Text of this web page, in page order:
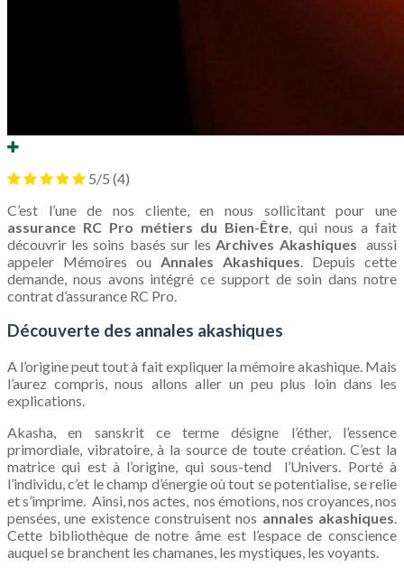
5/5 (4)
C’est l’une de nos cliente, en nous sollicitant pour une
assurance RC Pro métiers du Bien-Être , qui nous a fait
découvrir les soins basés sur les Archives Akashiques aussi
appeler Mémoires ou Annales Akashiques . Depuis cette
demande, nous avons intégré ce support de soin dans notre
contrat d’assurance RC Pro.
Découverte des annales akashiques
A l’origine peut tout à fait expliquer la mémoire akashique. Mais
l’aurez compris, nous allons aller un peu plus loin dans les
explications.
Akasha, en sanskrit ce terme désigne l’éther, l’essence
primordiale, vibratoire, à la source de toute création. C’est la
matrice qui est à l’origine, qui sous-tend l’Univers. Porté à
l’individu, c’et le champ d’énergie où tout se potentialise, se relie
et s’imprime. Ainsi, nos actes, nos émotions, nos croyances, nos
pensées, une existence construisent nos annales akashiques.
Cette bibliothèque de notre âme est l’espace de conscience
auquel se branchent les chamanes, les mystiques, les voyants.